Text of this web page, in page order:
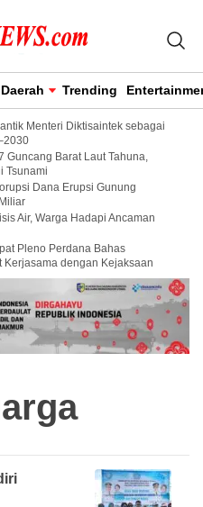
Daerah Trending
Menteri Diktisaintek sebagai
Guncang Barat Laut Tahuna,
Tsunami
Dana Erupsi Gunung
Air, Warga Hadapi Ancaman
Pleno Perdana Bahas
Kerjasama dengan Kejaksaan